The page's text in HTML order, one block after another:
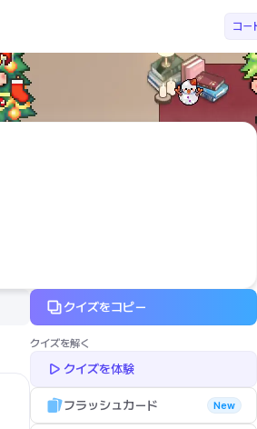
コー
まなぶてらす　マナ先生
クイズをコピー
クイズを解く
クイズを体験
フラッシュカード New